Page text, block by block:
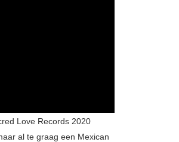
Love Records 2020
al te graag een Mexican